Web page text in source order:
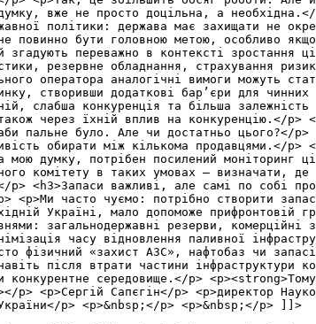
вже не просто доцільна, а необхідна.</
політики: держава має захищати не
повинно бути головною метою, особливо
переважно в контексті зростання
резервне обладнання, страхування
оператора аналогічні вимоги можуть
створивши додаткові бар’єри для чинних
слабша конкуренція та більша залежність
через їхній вплив на конкуренцію.</p>
пальне було. Але чи достатньо цього?</p>
обирати між кількома продавцями.</p>
думку, потрібен посилений моніторинг
комітету в таких умовах — визначати, де
p> <h3>Запаси важливі, але самі по собі
<p>Ми часто чуємо: потрібно створити
Україні, мало допоможе прифронтовій
загальнодержавні резерви, комерційні
часу відновлення паливної
фізичний «захист АЗС», нафтобаз чи
після втрати частини інфраструктури
середовище.</p>
<p>Сергій Сапєгін</p> <p>директор
p> <p>&nbsp;</p> <p>&nbsp;</p> ]]>